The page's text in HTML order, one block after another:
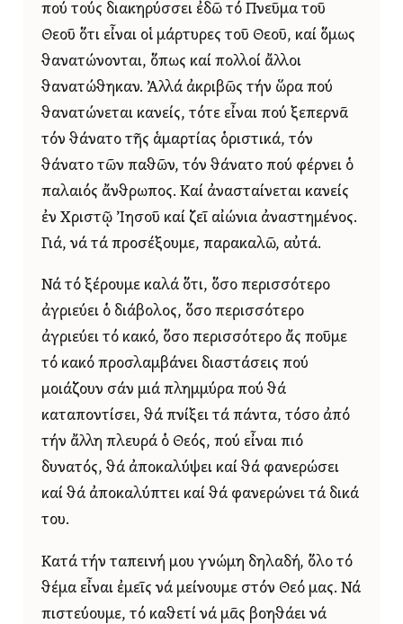
πού τούς διακηρύσσει ἐδῶ τό Πνεῦμα τοῦ
Θεοῦ ὅτι εἶναι οἱ μάρτυρες τοῦ Θεοῦ, καί ὅμως
θανατώνονται, ὅπως καί πολλοί ἄλλοι
θανατώθηκαν. Ἀλλά ἀκριβῶς τήν ὥρα πού
θανατώνεται κανείς, τότε εἶναι πού ξεπερνᾶ
τόν θάνατο τῆς ἁμαρτίας ὁριστικά, τόν
θάνατο τῶν παθῶν, τόν θάνατο πού φέρνει ὁ
παλαιός ἄνθρωπος. Καί ἀνασταίνεται κανείς
ἐν Χριστῷ Ἰησοῦ καί ζεῖ αἰώνια ἀναστημένος.
Γιά, νά τά προσέξουμε, παρακαλῶ, αὐτά.
Νά τό ξέρουμε καλά ὅτι, ὅσο περισσότερο
ἀγριεύει ὁ διάβολος, ὅσο περισσότερο
ἀγριεύει τό κακό, ὅσο περισσότερο ἄς ποῦμε
τό κακό προσλαμβάνει διαστάσεις πού
μοιάζουν σάν μιά πλημμύρα πού θά
καταποντίσει, θά πνίξει τά πάντα, τόσο ἀπό
τήν ἄλλη πλευρά ὁ Θεός, πού εἶναι πιό
δυνατός, θά ἀποκαλύψει καί θά φανερώσει
καί θά ἀποκαλύπτει καί θά φανερώνει τά δικά
του.
Κατά τήν ταπεινή μου γνώμη δηλαδή, ὅλο τό
θέμα εἶναι ἐμεῖς νά μείνουμε στόν Θεό μας. Νά
πιστεύουμε, τό καθετί νά μᾶς βοηθάει νά